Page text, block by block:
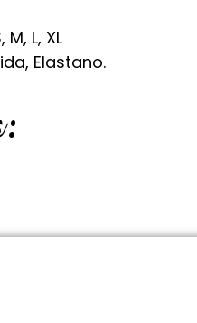
L, XL
Elastano.